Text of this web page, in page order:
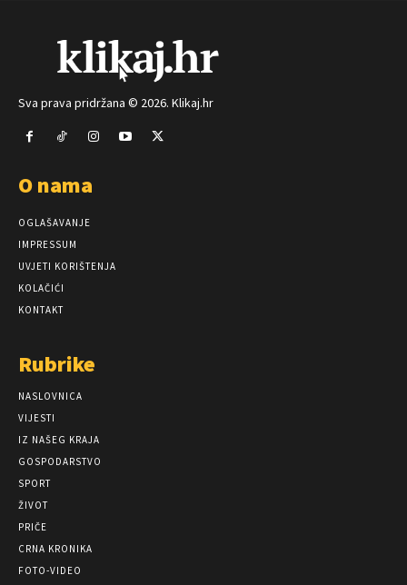
Sva prava pridržana © 2026. Klikaj.hr
O nama
OGLAŠAVANJE
IMPRESSUM
UVJETI KORIŠTENJA
KOLAČIĆI
KONTAKT
Rubrike
NASLOVNICA
VIJESTI
IZ NAŠEG KRAJA
GOSPODARSTVO
SPORT
ŽIVOT
PRIČE
CRNA KRONIKA
FOTO-VIDEO